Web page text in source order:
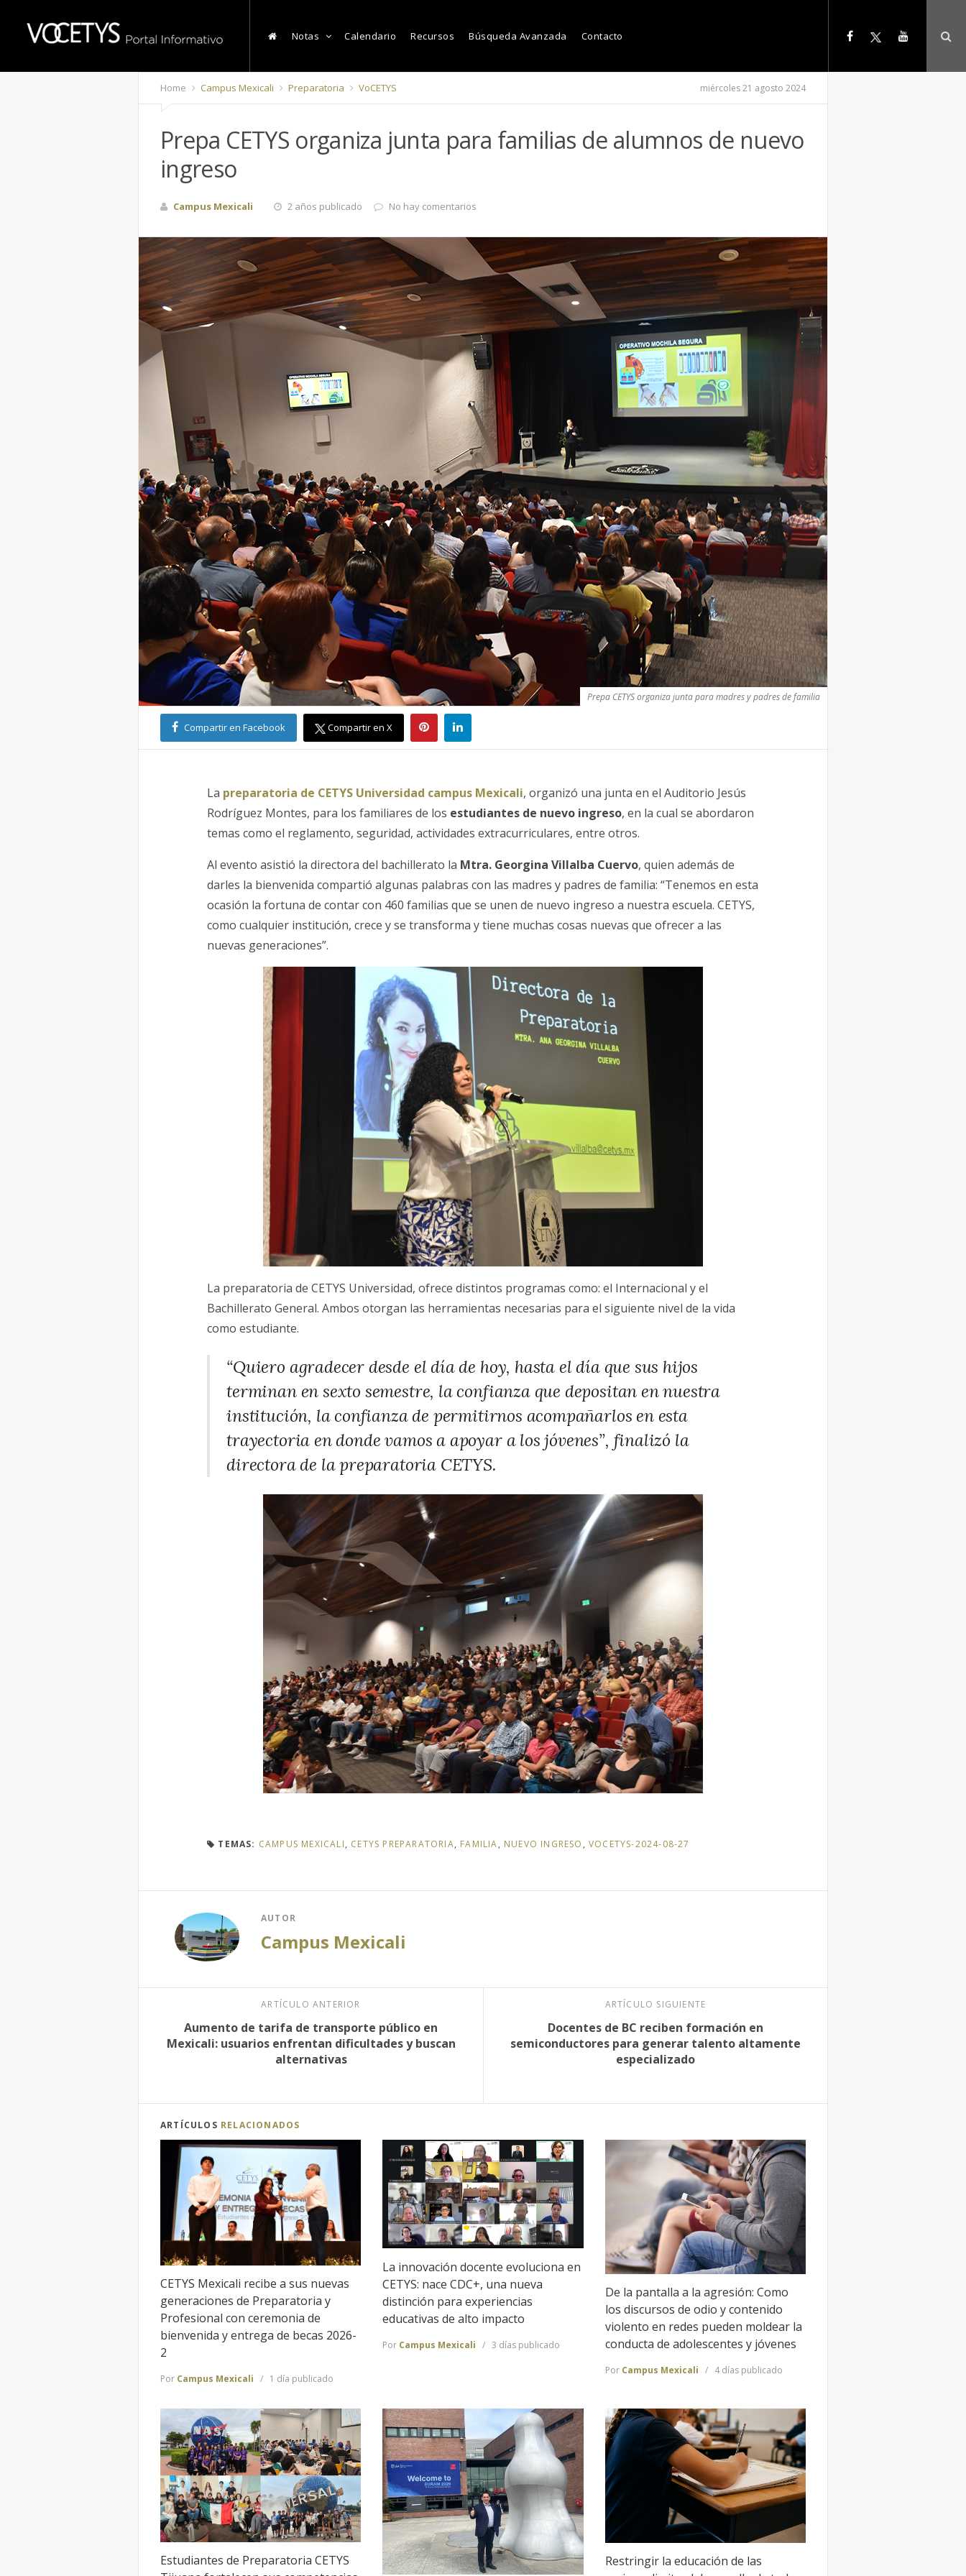
Notas Calendario Recursos Búsqueda Avanzada Contacto
Home Campus Mexicali Preparatoria VoCETYS miércoles 21 agosto 2024
Prepa CETYS organiza junta para familias de alumnos de nuevo
ingreso
Campus Mexicali 2 años publicado No hay comentarios
Prepa CETYS organiza junta para madres y padres de familia
Compartir en Facebook Compartir en X
La preparatoria de CETYS Universidad campus Mexicali, organizó una junta en el Auditorio Jesús
Rodríguez Montes, para los familiares de los estudiantes de nuevo ingreso, en la cual se abordaron
temas como el reglamento, seguridad, actividades extracurriculares, entre otros.
Al evento asistió la directora del bachillerato la Mtra. Georgina Villalba Cuervo, quien además de
darles la bienvenida compartió algunas palabras con las madres y padres de familia: “Tenemos en esta
ocasión la fortuna de contar con 460 familias que se unen de nuevo ingreso a nuestra escuela. CETYS,
como cualquier institución, crece y se transforma y tiene muchas cosas nuevas que ofrecer a las
nuevas generaciones”.
La preparatoria de CETYS Universidad, ofrece distintos programas como: el Internacional y el
Bachillerato General. Ambos otorgan las herramientas necesarias para el siguiente nivel de la vida
como estudiante.
“Quiero agradecer desde el día de hoy, hasta el día que sus hijos
terminan en sexto semestre, la confianza que depositan en nuestra
institución, la confianza de permitirnos acompañarlos en esta
trayectoria en donde vamos a apoyar a los jóvenes”, finalizó la
directora de la preparatoria CETYS.
TEMAS: CAMPUS MEXICALI, CETYS PREPARATORIA, FAMILIA, NUEVO INGRESO ,VOCETYS-2024-08-27
AUTOR
Campus Mexicali
ARTÍCULO ANTERIOR
Aumento de tarifa de transporte público en
Mexicali: usuarios enfrentan dificultades y buscan
alternativas
ARTÍCULO SIGUIENTE
Docentes de BC reciben formación en
semiconductores para generar talento altamente
especializado
ARTÍCULOS RELACIONADOS
CETYS Mexicali recibe a sus nuevas
generaciones de Preparatoria y
Profesional con ceremonia de
bienvenida y entrega de becas 2026-
2
Por Campus Mexicali 1 día publicado
La innovación docente evoluciona en
CETYS: nace CDC+, una nueva
distinción para experiencias
educativas de alto impacto
Por Campus Mexicali 3 días publicado
De la pantalla a la agresión: Como
los discursos de odio y contenido
violento en redes pueden moldear la
conducta de adolescentes y jóvenes
Por Campus Mexicali 4 días publicado
Estudiantes de Preparatoria CETYS
Restringir la educación de las